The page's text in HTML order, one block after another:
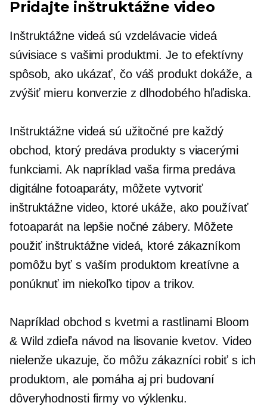
Pridajte inštruktážne video
Inštruktážne videá sú vzdelávacie videá
súvisiace s vašimi produktmi. Je to efektívny
spôsob, ako ukázať, čo váš produkt dokáže, a
zvýšiť mieru konverzie z dlhodobého hľadiska.
Inštruktážne videá sú užitočné pre každý
obchod, ktorý predáva produkty s viacerými
funkciami. Ak napríklad vaša firma predáva
digitálne fotoaparáty, môžete vytvoriť
inštruktážne video, ktoré ukáže, ako používať
fotoaparát na lepšie nočné zábery. Môžete
použiť inštruktážne videá, ktoré zákazníkom
pomôžu byť s vaším produktom kreatívne a
ponúknuť im niekoľko tipov a trikov.
Napríklad obchod s kvetmi a rastlinami Bloom
& Wild zdieľa návod na lisovanie kvetov. Video
nielenže ukazuje, čo môžu zákazníci robiť s ich
produktom, ale pomáha aj pri budovaní
dôveryhodnosti firmy vo výklenku.